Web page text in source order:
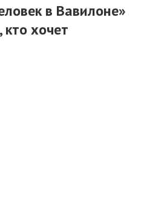
в Вавилоне»
хочет